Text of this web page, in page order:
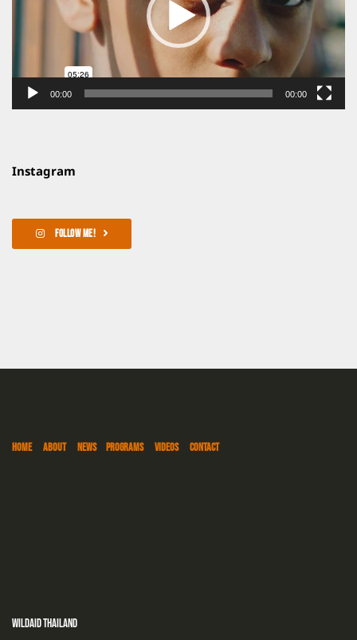
00:00 00:00
Instagram
FOLLOW ME!
HOME ABOUT NEWS PROGRAMS VIDEOS CONTACT
WildAid Thailand